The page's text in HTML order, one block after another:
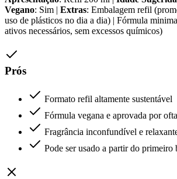
Vegano: Sim | Extras: Embalagem refil
uso de plásticos no dia a dia) | Fórmula
ativos necessários, sem excessos químicos)
Prós
Formato refil altamente sustentável
Fórmula vegana e aprovada por
Fragrância inconfundível e
Pode ser usado a partir do primeiro